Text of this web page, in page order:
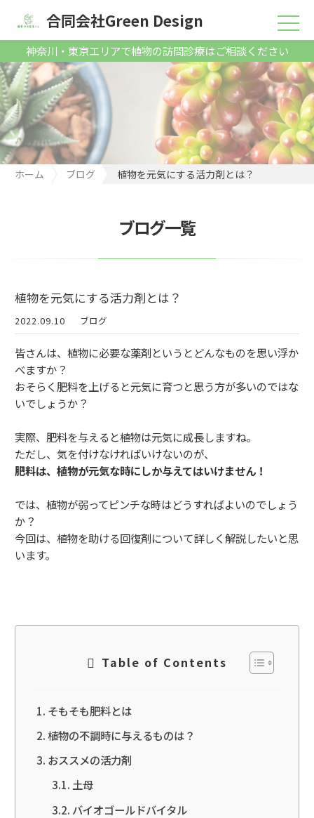
神奈川・東京エリアで植物の訪問診療はご相談ください
合同会社Green Design
ホーム ブログ 植物を元気にする活力剤とは？
ブログ一覧
植物を元気にする活力剤とは？
2022.09.10 ブログ
皆さんは、植物に必要な薬剤というとどんなものを思い浮か
べますか？
おそらく肥料を上げると元気に育つと思う方が多いのではな
いでしょうか？
実際、肥料を与えると植物は元気に成長しますね。
ただし、気を付けなければいけないのが、
肥料は、植物が元気な時にしか与えてはいけません！
では、植物が弱ってピンチな時はどうすればよいのでしょう
か？
今回は、植物を助ける回復剤について詳しく解説したいと思
います。
Table of Contents
そもそも肥料とは
植物の不調時に与えるものは？
おススメの活力剤
土母
バイオゴールドバイタル